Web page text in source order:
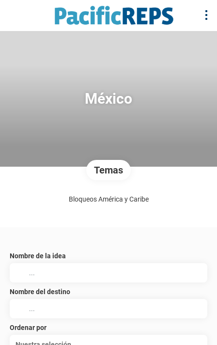
México
Temas
Bloqueos América y Caribe
Nombre de la idea
Nombre del destino
Ordenar por